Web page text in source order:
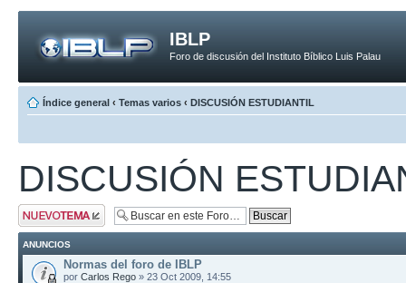
IBLP
Foro de discusión del Instituto Bíblico Luis Palau
Índice general ‹ Temas varios ‹ DISCUSIÓN ESTUDIANTIL
DISCUSIÓN
Publicar un nuevo
tema
ANUNCIOS
Normas del foro de IBLP
por Carlos Rego » 23 Oct 2009, 14:55